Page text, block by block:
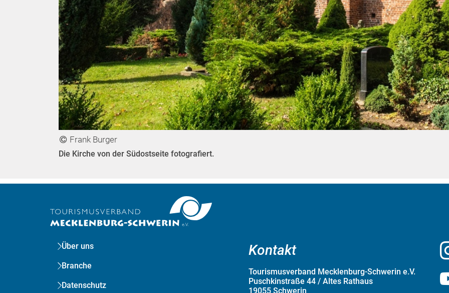
Frank Burger
Die Kirche von der Südostseite fotografiert.
Über uns
Branche
Datenschutz
Kontakt
Tourismusverband Mecklenburg-Schwerin e.V.
Puschkinstraße 44 / Altes Rathaus
19055 Schwerin